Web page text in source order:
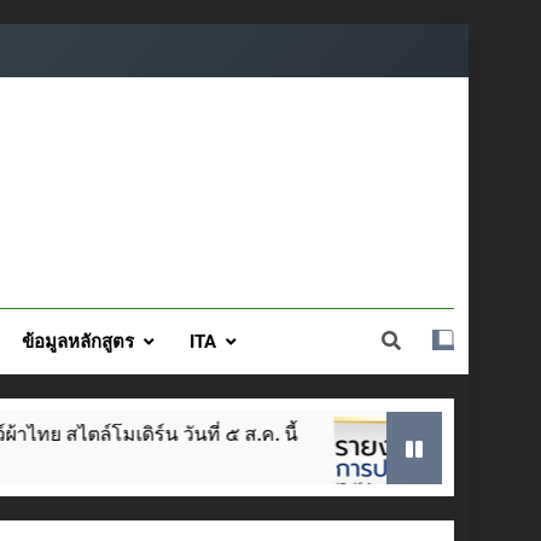
ข้อมูลหลักสูตร ITA
เดิร์น วันที่ ๕ ส.ค. นี้ SAR ประจำปีการศึกษา
3 Weeks Ago